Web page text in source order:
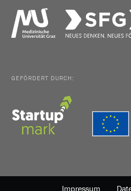
GEFÖRDERT DURCH:
Impressum